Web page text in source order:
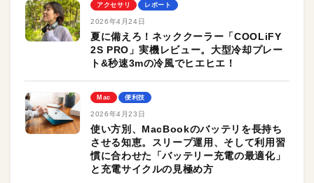
アクセサリ レポート
2026年4月24日
夏に備えろ！ネッククーラー「COOLiFY
2S PRO」実機レビュー。大型冷却プレー
ト&秒速3mの冷風でヒエヒエ！
Mac 便利技
2026年4月23日
使い方別、MacBookのバッテリを長持ち
させる知恵。スリープ運用、そして利用習
慣に合わせた「バッテリー充電の最適化」
と充電サイクルの見極め方